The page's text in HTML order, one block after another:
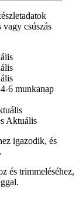
vagy csúszás
6 munkanap
Aktuális
igazodik, és
és trimmeléséhez,